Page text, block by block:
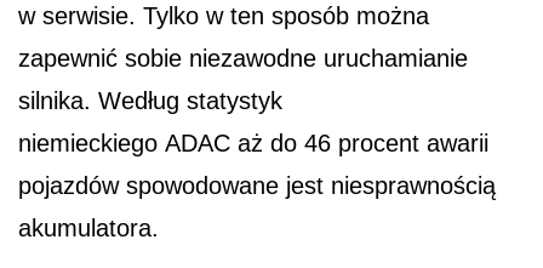
w serwisie. Tylko w ten sposób można
zapewnić sobie niezawodne uruchamianie
silnika. Według statystyk
niemieckiego ADAC aż do 46 procent awarii
pojazdów spowodowane jest niesprawnością
akumulatora.